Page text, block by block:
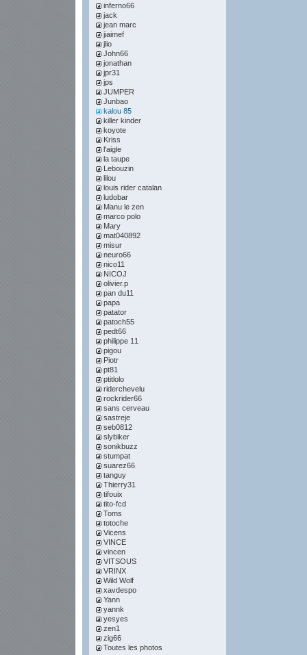
inferno66
jack
jean marc
jiaimef
jlio
John66
jonathan
jpr31
jps
JUMPER
Junbao
kalou 85
killer kinder
koyote
Kriss
l'aigle
la taupe
Lebouzin
lilou
louis rider catalan
ludobar
Manu le zen
marco polo
Mary
mat040892
misur
neuro66
nico11
NICOJ
olivier.p
pan du11
papa
patator
patoch55
pedt66
philippe 11
pigou
Piotr
pt81
ptitlolo
riderchevelu
rockrider66
sans cerveau
sastreje
seb0812
slybiker
sonikbuzz
stumpat
suarez66
tanguy
Thierry31
tifouix
tito-fcd
Toms
totoche
Vicens
VINCE
vincen
VITSOUS
VRINX
Wild Wolf
xavdespo
Yann
yannk
yesyes
zen1
zig66
Toutes les photos